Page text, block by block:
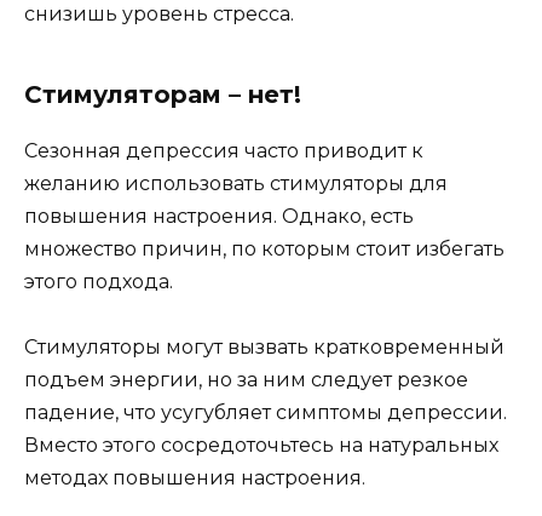
снизишь уровень стресса.
Стимуляторам – нет!
Сезонная депрессия часто приводит к
желанию использовать стимуляторы для
повышения настроения. Однако, есть
множество причин, по которым стоит избегать
этого подхода.
Стимуляторы могут вызвать кратковременный
подъем энергии, но за ним следует резкое
падение, что усугубляет симптомы депрессии.
Вместо этого сосредоточьтесь на натуральных
методах повышения настроения.